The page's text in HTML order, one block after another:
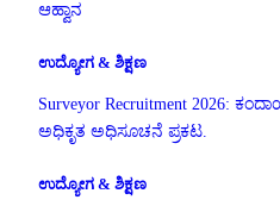
ಆಹ್ವಾನ
ಉದ್ಯೋಗ & ಶಿಕ್ಷಣ
Surveyor Recruitment 2026:
ಅಧಿಕೃತ ಅಧಿಸೂಚನೆ ಪ್ರಕಟ.
ಉದ್ಯೋಗ & ಶಿಕ್ಷಣ